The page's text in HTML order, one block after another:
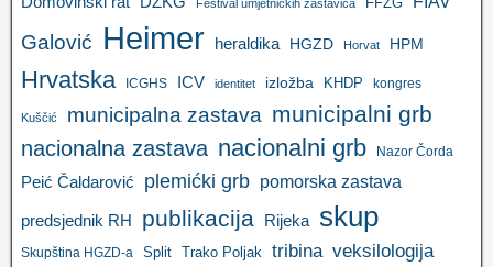
Festival umjetničkih zastavica FFZG
Galović Heimer heraldika HGZD Horvat HPM
Hrvatska ICGHS ICV identitet izložba KHDP kongres
Kuščić municipalna zastava municipalni grb
nacionalna zastava nacionalni grb Nazor Čorda
Peić Čaldarović plemićki grb pomorska zastava
predsjednik RH publikacija Rijeka skup
Skupština HGZD-a Split Trako Poljak tribina veksilologija